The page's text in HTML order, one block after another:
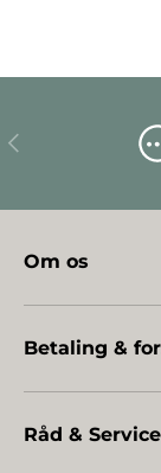
Forrige
Om os
Betaling &
Råd & Service